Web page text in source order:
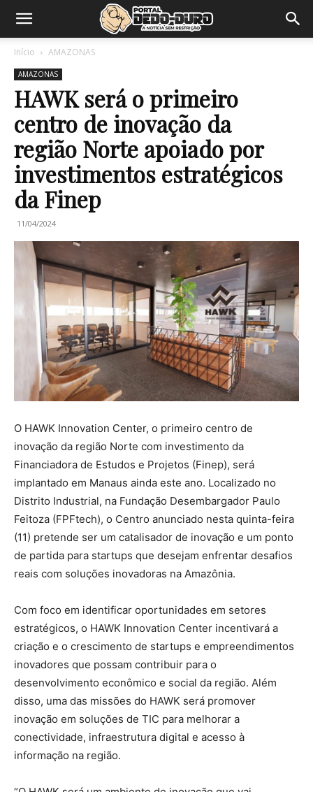
Início AMAZONAS
AMAZONAS
HAWK será o primeiro
centro de inovação da
região Norte apoiado por
investimentos estratégicos
da Finep
11/04/2024
O HAWK Innovation Center, o primeiro centro de
inovação da região Norte com investimento da
Financiadora de Estudos e Projetos (Finep), será
implantado em Manaus ainda este ano. Localizado no
Distrito Industrial, na Fundação Desembargador Paulo
Feitoza (FPFtech), o Centro anunciado nesta quinta-feira
(11) pretende ser um catalisador de inovação e um ponto
de partida para startups que desejam enfrentar desafios
reais com soluções inovadoras na Amazônia.
Com foco em identificar oportunidades em setores
estratégicos, o HAWK Innovation Center incentivará a
criação e o crescimento de startups e empreendimentos
inovadores que possam contribuir para o
desenvolvimento econômico e social da região. Além
disso, uma das missões do HAWK será promover
inovação em soluções de TIC para melhorar a
conectividade, infraestrutura digital e acesso à
informação na região.